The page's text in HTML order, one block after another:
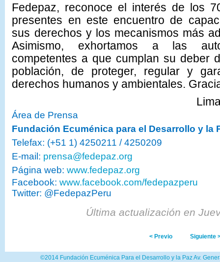
Fedepaz, reconoce el interés de los
presentes en este encuentro de
sus derechos y los mecanismos más
Asimismo, exhortamos a las
competentes a que cumplan su deber
población, de proteger, regular y
derechos humanos y ambientales.
Área de Prensa
Fundación Ecuménica para el Desarrollo y la
Telefax: (+51 1) 4250211 / 4250209
E-mail: prensa@fedepaz.org
Página web:www.fedepaz.org
Facebook:www.facebook.com/fedepazperu
Twitter: @FedepazPeru
Última actualización en
< Previo Siguiente
©2014 Fundación Ecuménica Para el Desarrollo y la Paz Av.